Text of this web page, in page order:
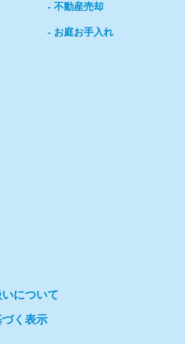
不動産売却
お庭お手入れ
について
く表示